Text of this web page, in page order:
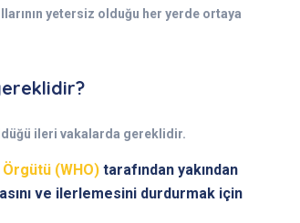
yetersiz olduğu her yerde ortaya
ileri vakalarda gereklidir.
Örgütü (WHO) tarafından yakından
ve ilerlemesini durdurmak için